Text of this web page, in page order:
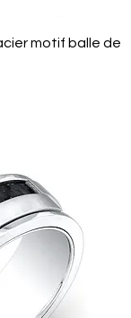
motif balle de